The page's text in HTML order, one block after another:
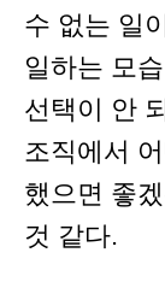
수 없는 일
일하는 모
선택이 안
조직에서
했으면 좋
것 같다.